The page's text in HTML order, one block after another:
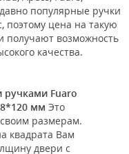
популярные ручки
поэтому цена на такую
получают возможность
качества.
ручками Fuaro
мм Это
размерам.
квадрата Вам
двери с